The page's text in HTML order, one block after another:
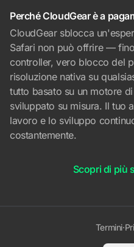
Perché CloudGear è a
CloudGear sblocca
Safari non può offrire —
controller, vero blocco del
risoluzione nativa su
tutto basato su un motore
sviluppato su misura. Il tuo
lavoro e lo sviluppo
costantemente.
Scopri di più
Termini·